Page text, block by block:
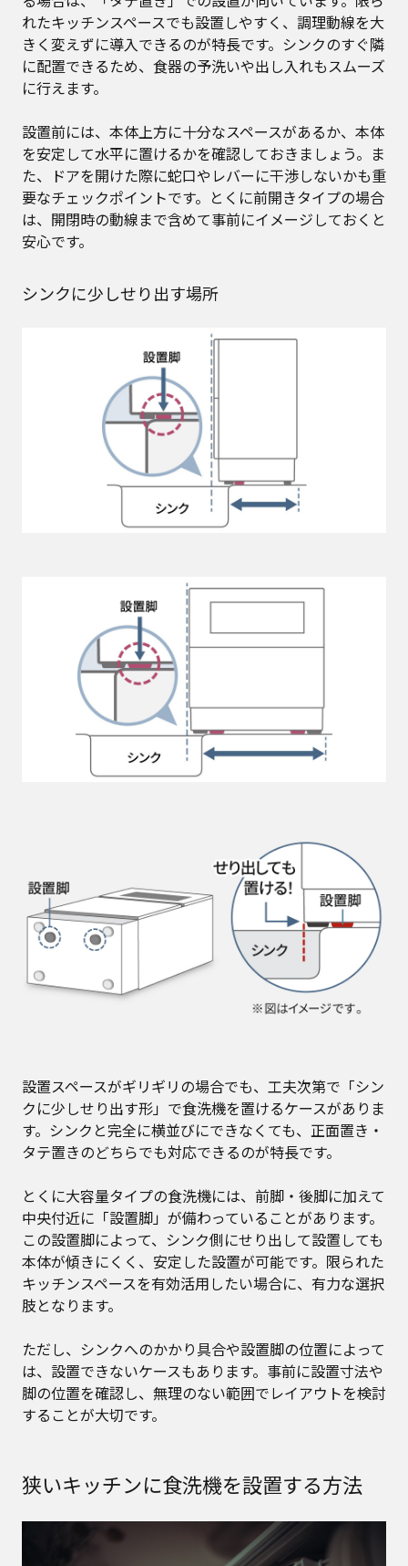
れたキッチンスペースでも設置しやすく、調理動線を大
きく変えずに導入できるのが特長です。シンクのすぐ隣
に配置できるため、食器の予洗いや出し入れもスムーズ
に行えます。
設置前には、本体上方に十分なスペースがあるか、本体
を安定して水平に置けるかを確認しておきましょう。ま
た、ドアを開けた際に蛇口やレバーに干渉しないかも重
要なチェックポイントです。とくに前開きタイプの場合
は、開閉時の動線まで含めて事前にイメージしておくと
安心です。
シンクに少しせり出す場所
設置スペースがギリギリの場合でも、工夫次第で「シン
クに少しせり出す形」で食洗機を置けるケースがありま
す。シンクと完全に横並びにできなくても、正面置き・
タテ置きのどちらでも対応できるのが特長です。
とくに大容量タイプの食洗機には、前脚・後脚に加えて
中央付近に「設置脚」が備わっていることがあります。
この設置脚によって、シンク側にせり出して設置しても
本体が傾きにくく、安定した設置が可能です。限られた
キッチンスペースを有効活用したい場合に、有力な選択
肢となります。
ただし、シンクへのかかり具合や設置脚の位置によって
は、設置できないケースもあります。事前に設置寸法や
脚の位置を確認し、無理のない範囲でレイアウトを検討
することが大切です。
狭いキッチンに食洗機を設置する方法